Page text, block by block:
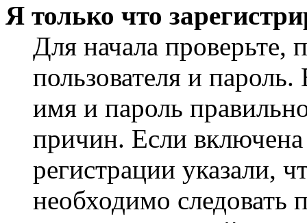
Я только что
Для начала проверьте,
пользователя и
имя и пароль
причин. Если
регистрации указали,
необходимо